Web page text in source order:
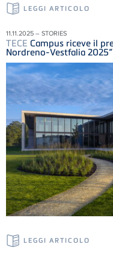
LEGGI ARTICOLO
11.11.2025 – STORIES
TECE Campus riceve il
Nordreno-Vestfalia 2025”
LEGGI ARTICOLO